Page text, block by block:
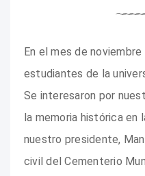
En el mes de
estudiantes de la
Se interesaron por
la memoria histórica en
nuestro presidente,
civil del Cementerio